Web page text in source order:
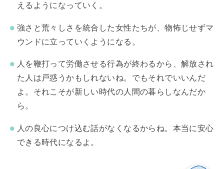
えるようになっていく。
強さと荒々しさを統合した女性たちが、物怖じせずマ
ウンドに立っていくようになる。
人を鞭打って労働させる行為が終わるから、解放され
た人は戸惑うかもしれないね。でもそれでいいんだ
よ。それこそが新しい時代の人間の暮らしなんだか
ら。
人の良心につけ込む話がなくなるからね。本当に安心
できる時代になるよ。